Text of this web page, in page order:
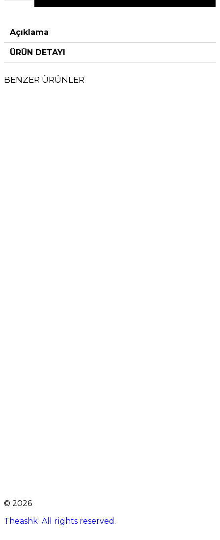
Açıklama
ÜRÜN DETAYI
BENZER ÜRÜNLER
© 2026
Theashk All rights reserved.